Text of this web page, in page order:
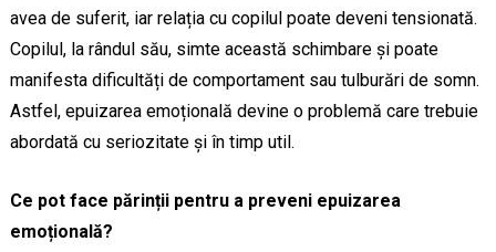
avea de suferit, iar relația cu copilul poate deveni tensionată.
Copilul, la rândul său, simte această schimbare și poate
manifesta dificultăți de comportament sau tulburări de somn.
Astfel, epuizarea emoțională devine o problemă care trebuie
abordată cu seriozitate și în timp util.
Ce pot face părinții pentru a preveni epuizarea
emoțională?